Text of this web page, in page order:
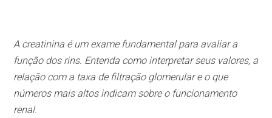
A creatinina é um exame fundamental para avaliar a
função dos rins. Entenda como interpretar seus valores, a
relação com a taxa de filtração glomerular e o que
números mais altos indicam sobre o funcionamento
renal.